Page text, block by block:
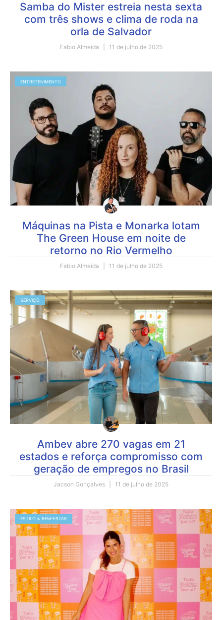
Samba do Mister estreia nesta sexta
com três shows e clima de roda na
orla de Salvador
Fabio Almeida 11 de julho de 2025
ENTRETENIMENTO
Máquinas na Pista e Monarka lotam
The Green House em noite de
retorno no Rio Vermelho
Fabio Almeida 11 de julho de 2025
SERVIÇO
Ambev abre 270 vagas em 21
estados e reforça compromisso com
geração de empregos no Brasil
Jacson Gonçalves 11 de julho de 2025
ESTILO & BEM-ESTAR